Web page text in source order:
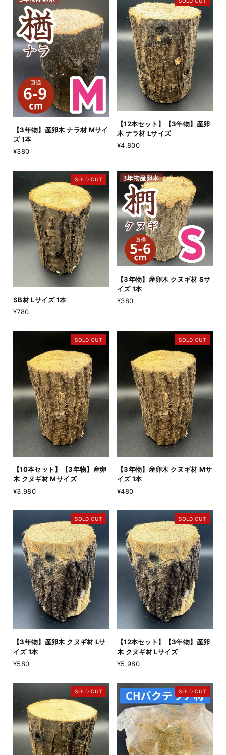
【3年物】産卵木 ナラ材 Mサイ
ズ 1本
¥380
【12本セット】【3年物】産卵
木 ナラ材 Lサイズ
¥4,800
SOLD OUT
SB材 Lサイズ 1本
¥780
【3年物】産卵木 クヌギ材 Sサ
イズ 1本
¥380
SOLD OUT
【10本セット】【3年物】産卵
木 クヌギ材 Mサイズ
¥3,980
SOLD OUT
【3年物】産卵木 クヌギ材 Mサ
イズ 1本
¥480
SOLD OUT
【3年物】産卵木 クヌギ材 Lサ
イズ 1本
¥580
SOLD OUT
【12本セット】【3年物】産卵
木 クヌギ材 Lサイズ
¥5,980
SOLD OUT SOLD OUT